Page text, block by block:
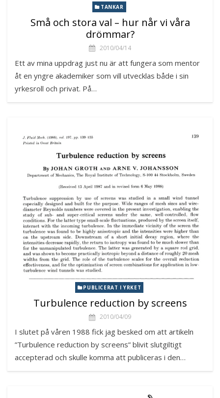
TANKAR
Små och stora val – hur når vi våra
drömmar?
2010/04/14
Ett av mina uppdrag just nu är att fungera som mentor
åt en yngre akademiker som vill utvecklas både i sin
yrkesroll och privat. På…
PUBLICERAT I YRKET
Turbulence reduction by screens
2010/04/09
I slutet på våren 1988 fick jag besked om att artikeln
”Turbulence reduction by screens” blivit slutgiltigt
accepterad och skulle komma att publiceras i den…